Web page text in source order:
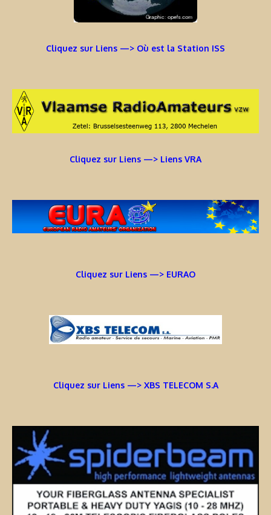
Cliquez sur Liens —> Où est la Station ISS
Cliquez sur Liens —> Liens VRA
Cliquez sur Liens —> EURAO
Cliquez sur Liens —> XBS TELECOM S.A